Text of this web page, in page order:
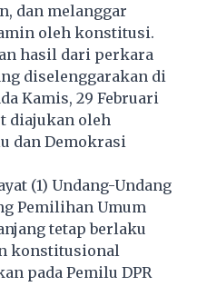
dan melanggar
oleh konstitusi.
hasil dari perkara
diselenggarakan di
Kamis, 29 Februari
diajukan oleh
dan Demokrasi
(1) Undang-Undang
Pemilihan Umum
tetap berlaku
konstitusional
pada Pemilu DPR